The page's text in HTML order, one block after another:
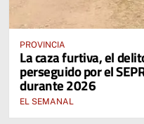
PROVINCIA
La caza furtiva, el
perseguido por el
durante 2026
EL SEMANAL